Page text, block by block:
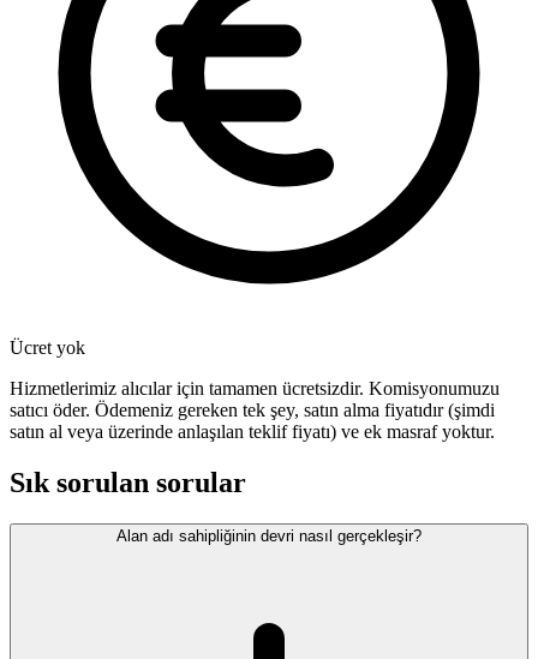
Ücret yok
Hizmetlerimiz alıcılar için tamamen ücretsizdir. Komisyonumuzu
satıcı öder. Ödemeniz gereken tek şey, satın alma fiyatıdır (şimdi
satın al veya üzerinde anlaşılan teklif fiyatı) ve ek masraf yoktur.
Sık sorulan sorular
Alan adı sahipliğinin devri nasıl gerçekleşir?